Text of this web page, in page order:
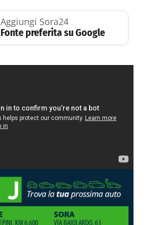
Aggiungi Sora24
Fonte preferita su Google